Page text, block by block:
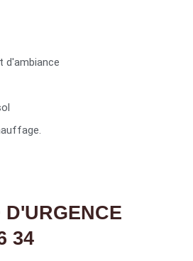
d'ambiance
34